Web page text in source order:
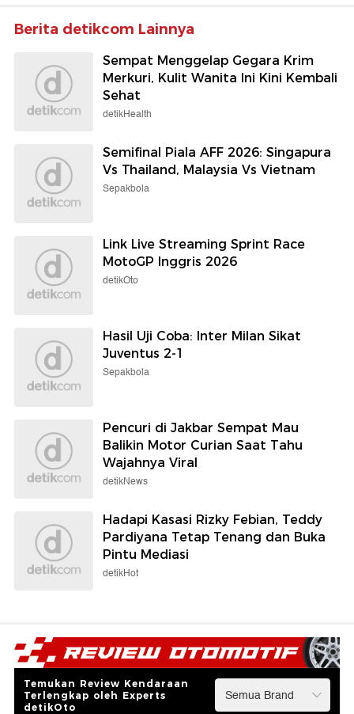
Berita detikcom Lainnya
Sempat Menggelap Gegara Krim
Merkuri, Kulit Wanita Ini Kini Kembali
Sehat
detikHealth
Semifinal Piala AFF 2026: Singapura
Vs Thailand, Malaysia Vs Vietnam
Sepakbola
Link Live Streaming Sprint Race
MotoGP Inggris 2026
detikOto
Hasil Uji Coba: Inter Milan Sikat
Juventus 2-1
Sepakbola
Pencuri di Jakbar Sempat Mau
Balikin Motor Curian Saat Tahu
Wajahnya Viral
detikNews
Hadapi Kasasi Rizky Febian, Teddy
Pardiyana Tetap Tenang dan Buka
Pintu Mediasi
detikHot
Temukan Review Kendaraan
Terlengkap oleh Experts
detikOto